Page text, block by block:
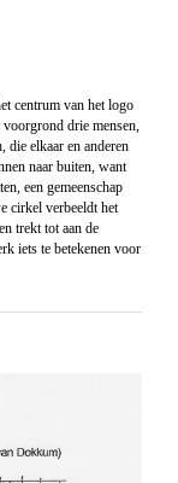
centrum van het logo
voorgrond drie mensen,
die elkaar en anderen
naar buiten, want
een gemeenschap
cirkel verbeeldt het
trekt tot aan de
iets te betekenen voor